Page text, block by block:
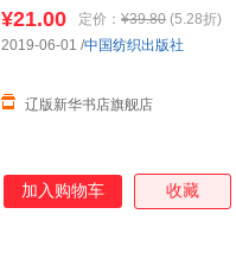
¥21.00 定价： ¥39.80 (5.28折)
辽版新华书店旗舰店
2019-06-01 /中国纺织出版社
加入购物车 收藏